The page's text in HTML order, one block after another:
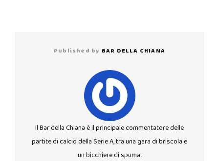
Published by BAR DELLA CHIANA
Il Bar della Chiana è il principale commentatore delle
partite di calcio della Serie A, tra una gara di briscola e
un bicchiere di spuma.